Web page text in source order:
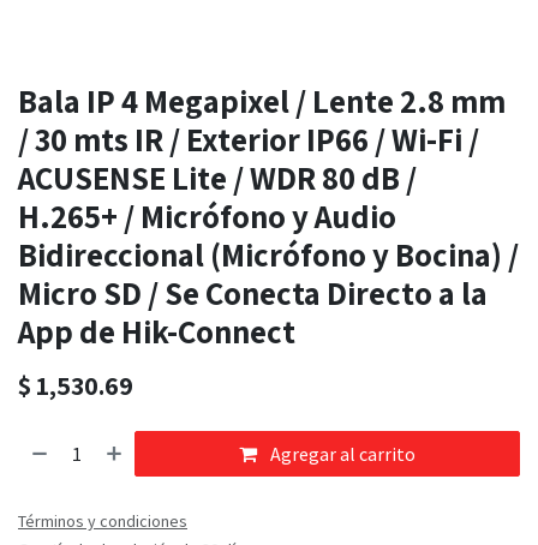
Bala IP 4 Megapixel / Lente 2.8 mm
/ 30 mts IR / Exterior IP66 / Wi-Fi /
ACUSENSE Lite / WDR 80 dB /
H.265+ / Micrófono y Audio
Bidireccional (Micrófono y Bocina) /
Micro SD / Se Conecta Directo a la
App de Hik-Connect
$ 1,530.69
Agregar al carrito
Términos y condiciones